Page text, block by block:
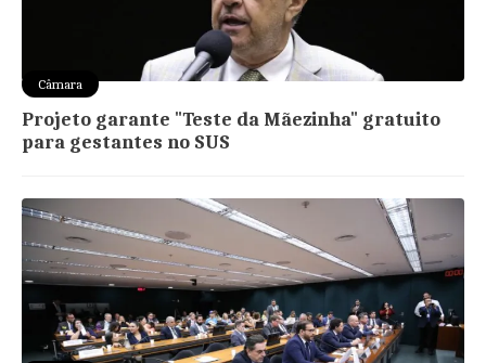
Câmara
Projeto garante "Teste da Mãezinha" gratuito
para gestantes no SUS